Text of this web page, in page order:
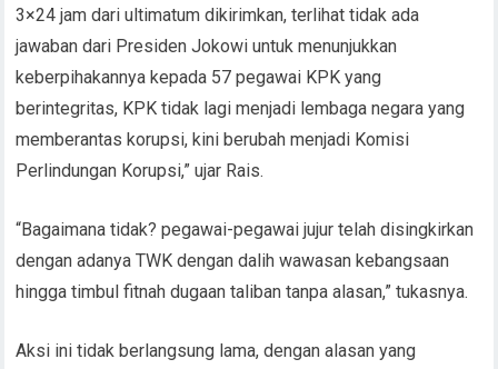
3×24 jam dari ultimatum dikirimkan, terlihat tidak ada
jawaban dari Presiden Jokowi untuk menunjukkan
keberpihakannya kepada 57 pegawai KPK yang
berintegritas, KPK tidak lagi menjadi lembaga negara yang
memberantas korupsi, kini berubah menjadi Komisi
Perlindungan Korupsi,” ujar Rais.
“Bagaimana tidak? pegawai-pegawai jujur telah disingkirkan
dengan adanya TWK dengan dalih wawasan kebangsaan
hingga timbul fitnah dugaan taliban tanpa alasan,” tukasnya.
Aksi ini tidak berlangsung lama, dengan alasan yang